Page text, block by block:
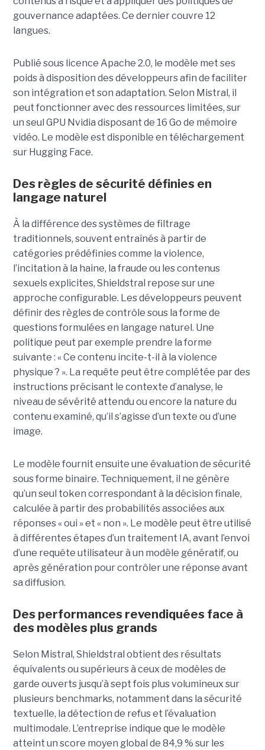
gouvernance adaptées. Ce derniercouvre 12
langues.
Publié sous licence Apache 2.0, le modèle met ses
poids à disposition des développeurs afin de faciliter
son intégration et son adaptation. Selon Mistral, il
peut fonctionner avec des ressources limitées, sur
un seul GPU Nvidia disposant de 16 Go de mémoire
vidéo. Le modèle est disponible en téléchargement
sur Hugging Face.
Des règles de sécurité définies en
langage naturel
À la différence des systèmes de filtrage
traditionnels, souvent entraînés à partir de
catégories prédéfinies comme la violence,
l’incitation à la haine, la fraude ou les contenus
sexuels explicites, Shieldstral repose sur une
approche configurable. Les développeurs peuvent
définir des règles de contrôle sous la forme de
questions formulées en langage naturel. Une
politique peut par exemple prendre la forme
suivante : « Ce contenu incite-t-il à la violence
physique ? ». La requête peut être complétée par des
instructions précisant le contexte d’analyse, le
niveau de sévérité attendu ou encore la nature du
contenu examiné, qu’il s’agisse d’un texte ou d’une
image.
Le modèle fournit ensuite une évaluation de sécurité
sous forme binaire. Techniquement, il ne génère
qu’un seul token correspondant à la décision finale,
calculée à partir des probabilités associées aux
réponses « oui » et « non ». Le modèle peut être utilisé
à différentes étapes d’un traitement IA, avant l’envoi
d’une requête utilisateur à un modèle génératif, ou
après génération pour contrôler une réponse avant
sa diffusion.
Des performances revendiquées face à
des modèles plus grands
Selon Mistral, Shieldstral obtient des résultats
équivalents ou supérieurs à ceux de modèles de
garde ouverts jusqu’à sept fois plus volumineux sur
plusieurs benchmarks, notamment dans la sécurité
textuelle, la détection de refus et l’évaluation
multimodale. L’entreprise indique que le modèle
atteint un score moyen global de 84,9 % sur les